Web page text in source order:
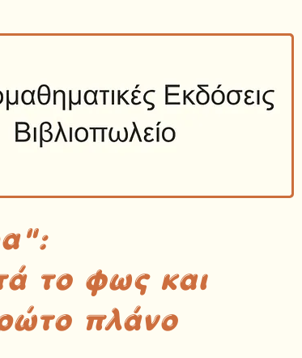
το φως και
πλάνο